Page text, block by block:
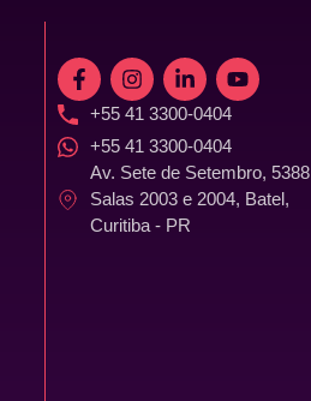
+55 41 3300-0404
+55 41 3300-0404
Av. Sete de Setembro, 5388
Salas 2003 e 2004, Batel,
Curitiba - PR